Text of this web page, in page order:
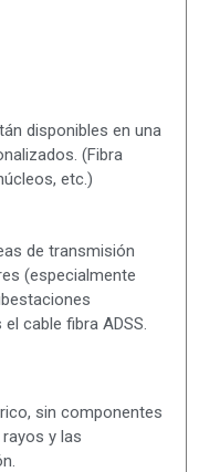
disponibles en una
(Fibra
etc.)
de transmisión
(especialmente
cable fibra ADSS.
sin componentes
y las